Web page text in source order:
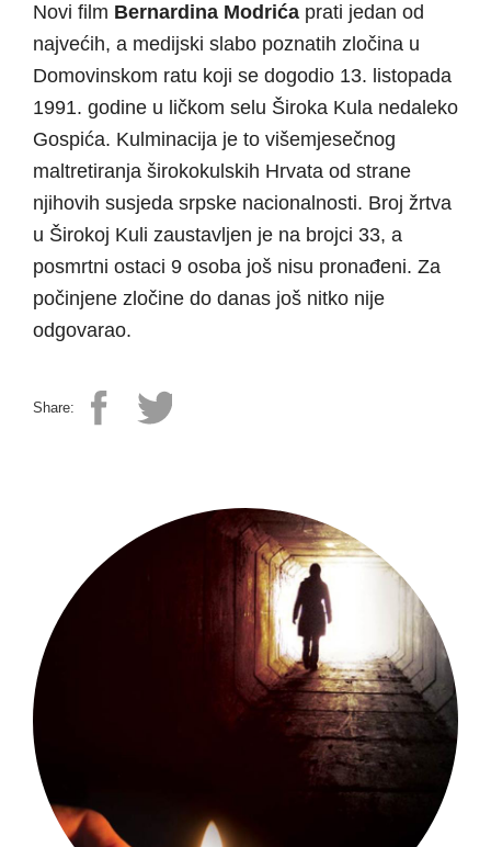
Novi film Bernardina Modrića prati jedan od
najvećih, a medijski slabo poznatih zločina u
Domovinskom ratu koji se dogodio 13. listopada
1991. godine u ličkom selu Široka Kula nedaleko
Gospića. Kulminacija je to višemjesečnog
maltretiranja širokokulskih Hrvata od strane
njihovih susjeda srpske nacionalnosti. Broj žrtva
u Širokoj Kuli zaustavljen je na brojci 33, a
posmrtni ostaci 9 osoba još nisu pronađeni. Za
počinjene zločine do danas još nitko nije
odgovarao.
Share: